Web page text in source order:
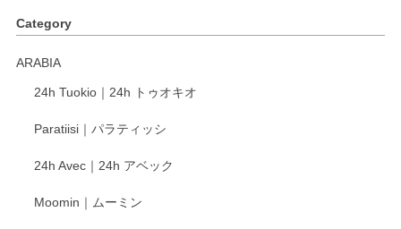
く交換して下さいました。
がとうございます。 同じシリーズの器を揃えて
います。 温かいお言葉をいただき、ありがとう
いたします。
Category
ARABIA
24h Tuokio｜24h トゥオキオ
Paratiisi｜パラティッシ
24h Avec｜24h アベック
Moomin｜ムーミン